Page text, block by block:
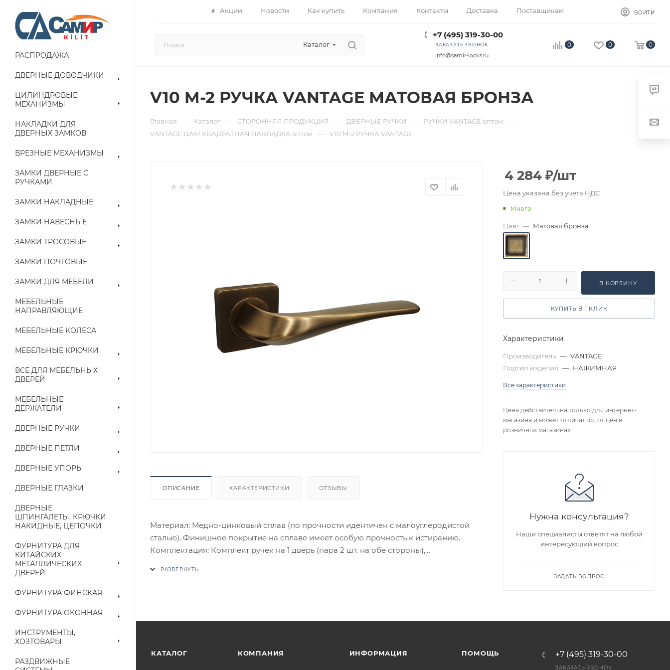
Акции Новости Как купить Компания Контакты Доставка Поставщикам ВОЙТИ
Каталог
+7 (495) 319-30-00
ЗАКАЗАТЬ ЗВОНОК
info@samir-locks.ru
0 0 0
РАСПРОДАЖА
ДВЕРНЫЕ ДОВОДЧИКИ
ЦИЛИНДРОВЫЕ
МЕХАНИЗМЫ
НАКЛАДКИ ДЛЯ
ДВЕРНЫХ ЗАМКОВ
ВРЕЗНЫЕ МЕХАНИЗМЫ
ЗАМКИ ДВЕРНЫЕ С
РУЧКАМИ
ЗАМКИ НАКЛАДНЫЕ
ЗАМКИ НАВЕСНЫЕ
ЗАМКИ ТРОСОВЫЕ
ЗАМКИ ПОЧТОВЫЕ
ЗАМКИ ДЛЯ МЕБЕЛИ
МЕБЕЛЬНЫЕ
НАПРАВЛЯЮЩИЕ
МЕБЕЛЬНЫЕ КОЛЕСА
МЕБЕЛЬНЫЕ КРЮЧКИ
ВСЕ ДЛЯ МЕБЕЛЬНЫХ
ДВЕРЕЙ
МЕБЕЛЬНЫЕ
ДЕРЖАТЕЛИ
ДВЕРНЫЕ РУЧКИ
ДВЕРНЫЕ ПЕТЛИ
ДВЕРНЫЕ УПОРЫ
ДВЕРНЫЕ ГЛАЗКИ
ДВЕРНЫЕ
ШПИНГАЛЕТЫ, КРЮЧКИ
НАКИДНЫЕ, ЦЕПОЧКИ
ФУРНИТУРА ДЛЯ
КИТАЙСКИХ
МЕТАЛЛИЧЕСКИХ
ДВЕРЕЙ
ФУРНИТУРА ФИНСКАЯ
ФУРНИТУРА ОКОННАЯ
ИНСТРУМЕНТЫ,
ХОЗТОВАРЫ
РАЗДВИЖНЫЕ
V10 M-2 РУЧКА VANTAGE МАТОВАЯ БРОНЗА
Главная — Каталог — СТОРОННЯЯ ПРОДУКЦИЯ — ДВЕРНЫЕ РУЧКИ — РУЧКИ VANTAGE оптом —
VANTAGE ЦАМ КВАДРАТНАЯ НАКЛАДКА оптом — V10 M-2 РУЧКА VANTAGE
ОПИСАНИЕ ХАРАКТЕРИСТИКИ ОТЗЫВЫ
Материал: Медно-цинковый сплав (по прочности идентичен с малоуглеродистой
сталью). Финишное покрытие на сплаве имеет особую прочность к истиранию.
Комплектация: Комплект ручек на 1 дверь (пара 2 шт. на обе стороны),
4 284 ₽/шт
Цена указана без учета НДС
Много
Цвет — Матовая бронза
В КОРЗИНУ
КУПИТЬ В 1 КЛИК
Характеристики
Производитель — VANTAGE
Подтип изделия — НАЖИМНАЯ
Все характеристики
Цена действительна только для интернет-
магазина и может отличаться от цен в
розничных магазинах
Нужна консультация?
Наши специалисты ответят на любой
интересующий вопрос
ЗАДАТЬ ВОПРОС
КАТАЛОГ КОМПАНИЯ ИНФОРМАЦИЯ ПОМОЩЬ +7 (495) 319-30-00
ЗАКАЗАТЬ ЗВОНОК